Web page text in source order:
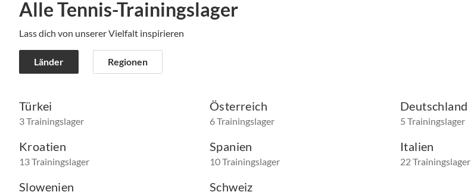
Alle Tennis-Trainingslager
Lass dich von unserer Vielfalt inspirieren
Länder Regionen
Türkei
3 Trainingslager
Österreich
6 Trainingslager
Deutschland
5 Trainingslager
Kroatien
13 Trainingslager
Spanien
10 Trainingslager
Italien
22 Trainingslager
Slowenien Schweiz